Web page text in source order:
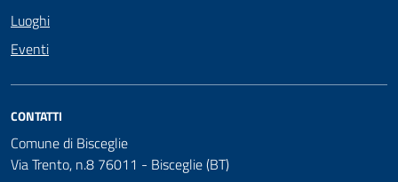
Luoghi
Eventi
CONTATTI
Comune di Bisceglie
Via Trento, n.8 76011 - Bisceglie (BT)